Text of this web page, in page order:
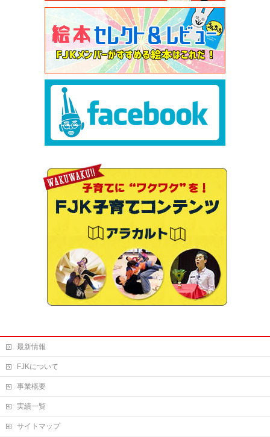
最新情報
FJKについて
事業概要
実績一覧
サイトマップ